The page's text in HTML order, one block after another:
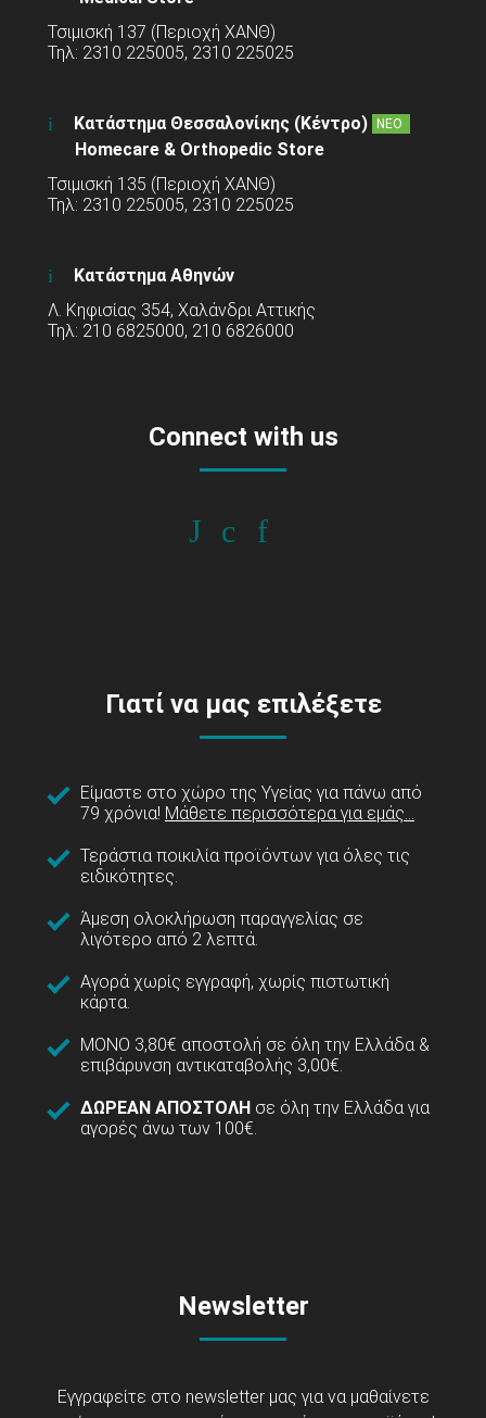
Τσιμισκή 137 (Περιοχή ΧΑΝΘ)
Τηλ: 2310 225005, 2310 225025
Κατάστημα Θεσσαλονίκης (Κέντρο) ΝΕΟ
Homecare & Orthopedic Store
Τσιμισκή 135 (Περιοχή ΧΑΝΘ)
Τηλ: 2310 225005, 2310 225025
Κατάστημα Αθηνών
Λ. Κηφισίας 354, Χαλάνδρι Αττικής
Τηλ: 210 6825000, 210 6826000
Connect with us
Γιατί να μας επιλέξετε
Είμαστε στο χώρο της Υγείας για πάνω από
79 χρόνια! Μάθετε περισσότερα για εμάς...
Τεράστια ποικιλία προϊόντων για όλες τις
ειδικότητες.
Άμεση ολοκλήρωση παραγγελίας σε
λιγότερο από 2 λεπτά.
Αγορά χωρίς εγγραφή, χωρίς πιστωτική
κάρτα.
ΜΟΝΟ 3,80€ αποστολή σε όλη την Ελλάδα &
επιβάρυνση αντικαταβολής 3,00€.
ΔΩΡΕΑΝ ΑΠΟΣΤΟΛΗ σε όλη την Ελλάδα για
αγορές άνω των 100€.
Newsletter
Εγγραφείτε στο newsletter μας για να μαθαίνετε